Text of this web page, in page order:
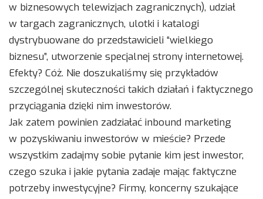
w biznesowych telewizjach zagranicznych), udział
w targach zagranicznych, ulotki i katalogi
dystrybuowane do przedstawicieli “wielkiego
biznesu”, utworzenie specjalnej strony internetowej.
Efekty? Cóż. Nie doszukaliśmy się przykładów
szczególnej skuteczności takich działań i faktycznego
przyciągania dzięki nim inwestorów.
Jak zatem powinien zadziałać inbound marketing
w pozyskiwaniu inwestorów w mieście? Przede
wszystkim zadajmy sobie pytanie kim jest inwestor,
czego szuka i jakie pytania zadaje mając faktyczne
potrzeby inwestycyjne? Firmy, koncerny szukające